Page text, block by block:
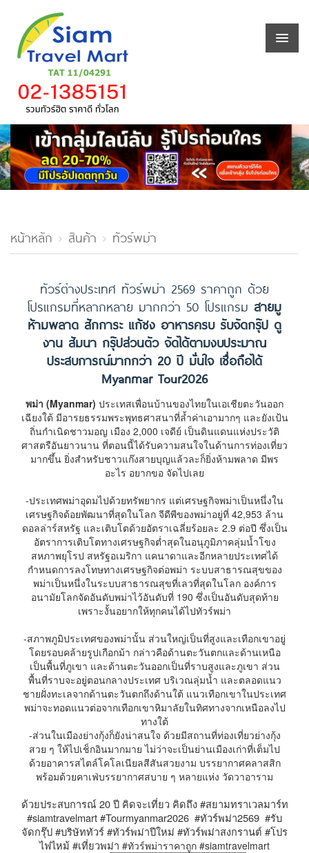
หน้าหลัก สินค้า ทัวร์พม่า
ทัวร์ต่างประเทศ ทัวร์พม่า 2569 ราคาถูก ด้วย
โปรแกรมที่หลากหลาย มากกว่า 50 โปรแกรม สายมู
ห้ามพลาด สักการะ แก้ชง อาหารครบ รับจัดกรุ๊ป ดู
งาน สัมนา กรุ๊ปส่วนตัว จัดได้ตามงบประมาณ
ประสบการณ์มากกว่า 20 ปี มั่นใจ เชื่อถือได้
Myanmar Tour2026
พม่า (Myanmar) ประเทสเพื่อนบ้านของไทยในเอเชียตะวันออก
เฉียงใต้ มีอารยธรรมพระพุทธศาสนาที่ล้ำค่าเอามากๆ และยังเป้น
ถิ่นกำเนิดชาวมอญ เมือง 2,000 เจดีย์ เป็นดินแดนแห่งประวัติ
ศาสตรือันยาวนาน ที่ตอนนี้ได้รับความสนใจในด้านการท่องเที่ยว
มากขึ้น ยิ่งสำหรับชาวแก๊งสายบุญแล้วละก็ยิ่งห้ามพลาด มีพร
อะไร อยากขอ จัดไปเลย
-ประเทศพม่าอุดมไปด้วยทรัพยากร แต่เศรษฐกิจพม่าเป็นหนึ่งใน
เศรษฐกิจด้อยพัฒนาที่สุดในโลก จีดีพีของพม่าอยู่ที่ 42,953 ล้าน
ดอลล่าร์สหรัฐ และเติบโตด้วยอัตราเฉลี่ยร้อยละ 2.9 ต่อปี ซึ่งเป็น
อัตราการเติบโตทางเศรษฐกิจต่ำสุดในอนุภูมิภาคลุ่มน้ำโขง
สหภาพยุโรป สหรัฐอเมริกา แคนาดาและอีกหลายประเทศได้
กำหนดการลงโทษทางเศรษฐกิจต่อพม่า ระบบสาธารณสุขของ
พม่าเป็นหนึ่งในระบบสาธารณสุขที่เลวที่สุดในโลก องค์การ
อนามัยโลกจัดอันดับพม่าไว้อันดับที่ 190 ซึ่งเป็นอันดับสุดท้าย
เพราะงั้นอยากให้ทุกคนได้ไปทัวร์พม่า
-สภาพภูมิประเทศของพม่านั้น ส่วนใหญ่เป็นที่สูงและเทือกเขาอยู่
โดยรอบคล้ายรูปเกือกม้า กล่าวคือด้านตะวันตกและด้านเหนือ
เป็นพื้นที่ภูเขา และด้านตะวันออกเป็นที่ราบสูงและภูเขา ส่วน
พื้นที่ราบจะอยู่ตอนกลางประเทศ บริเวณลุ่มน้ำ และตลอดแนว
ชายฝั่งทะเลจากด้านตะวันตกถึงด้านใต้ แนวเทือกเขาในประเทศ
พม่าจะทอดแนวต่อจากเทือกเขาหิมาลัยในทิศทางจากเหนือลงไป
ทางใต้
-ส่วนในเมืองย่างกุ้งก็ยังน่าสนใจ ด้วยมีสถานที่ท่องเที่ยวย่างกุ้ง
สวย ๆ ให้ไปเช็กอินมากมาย ไม่ว่าจะเป็นย่านเมืองเก่าที่เต็มไป
ด้วยอาคารสไตล์โคโลเนียลสีสันสวยงาม บรรยากาศคลาสสิก
พร้อมด้วยคาเฟ่บรรยากาศสบาย ๆ หลายแห่ง วัดวาอาราม
ด้วยประสบการณ์ 20 ปี คิดจะเที่ยว คิดถึง #สยามทราเวลมาร์ท
#siamtravelmart #Tourmyanmar2026 #ทัวร์พม่า2569 #รับ
จัดกรุ๊ป #บริษัททัวร์ #ทัวร์พม่าปีใหม่ #ทัวร์พม่าสงกรานต์ #โปร
ไฟไหม้ #เที่ยวพม่า #ทัวร์พม่าราคาถูก #siamtravelmart